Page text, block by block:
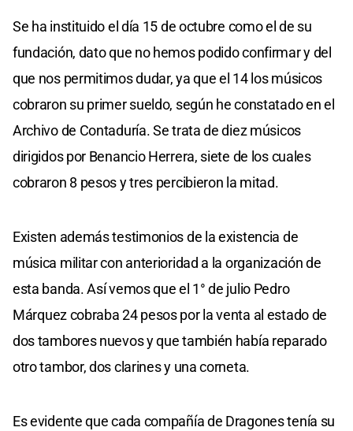
Se ha instituido el día 15 de octubre como el de su
fundación, dato que no hemos podido confirmar y del
que nos permitimos dudar, ya que el 14 los músicos
cobraron su primer sueldo, según he constatado en el
Archivo de Contaduría. Se trata de diez músicos
dirigidos por Benancio Herrera, siete de los cuales
cobraron 8 pesos y tres percibieron la mitad.
Existen además testimonios de la existencia de
música militar con anterioridad a la organización de
esta banda. Así vemos que el 1° de julio Pedro
Márquez cobraba 24 pesos por la venta al estado de
dos tambores nuevos y que también había reparado
otro tambor, dos clarines y una corneta.
Es evidente que cada compañía de Dragones tenía su